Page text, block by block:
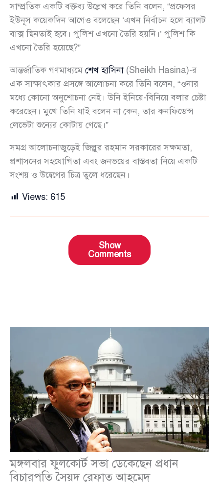
সাম্প্রতিক একটি বক্তব্য উল্লেখ করে তিনি বলেন, “প্রফেসর
ইউনূস কয়েকদিন আগেও বলেছেন ‘এখন নির্বাচন হলে ব্যালট
বাক্স ছিনতাই হবে। পুলিশ এখনো তৈরি হয়নি।’ পুলিশ কি
এখনো তৈরি হয়েছে?”
আন্তর্জাতিক গণমাধ্যমে শেখ হাসিনা (Sheikh Hasina)-র
এক সাক্ষাৎকার প্রসঙ্গে আলোচনা করে তিনি বলেন, “ওনার
মধ্যে কোনো অনুশোচনা নেই। উনি ইনিয়ে-বিনিয়ে বলার চেষ্টা
করেছেন। মুখে তিনি যাই বলেন না কেন, তার কনফিডেন্স
লেভেটা শুন্যের কোটায় গেছে।”
সমগ্র আলোচনাজুড়েই জিল্লুর রহমান সরকারের সক্ষমতা,
প্রশাসনের সহযোগিতা এবং জনভয়ের বাস্তবতা নিয়ে একটি
সংশয় ও উদ্বেগের চিত্র তুলে ধরেছেন।
Views: 615
Show
Comments
মঙ্গলবার ফুলকোর্ট সভা ডেকেছেন প্রধান
বিচারপতি সৈয়দ রেফাত আহমেদ